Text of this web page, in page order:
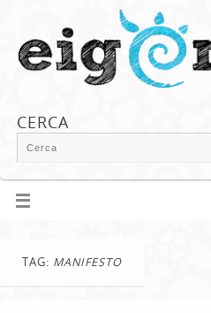
CERCA
TAG: MANIFESTO